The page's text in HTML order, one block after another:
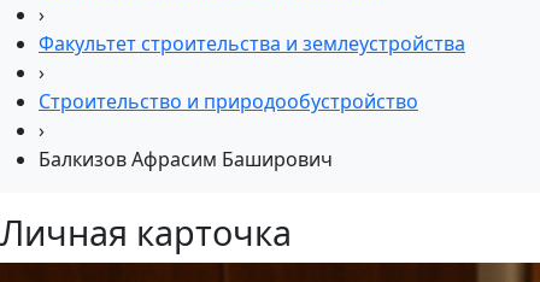
›
Факультет строительства и землеустройства
›
Строительство и природообустройство
›
Балкизов Афрасим Баширович
Личная карточка